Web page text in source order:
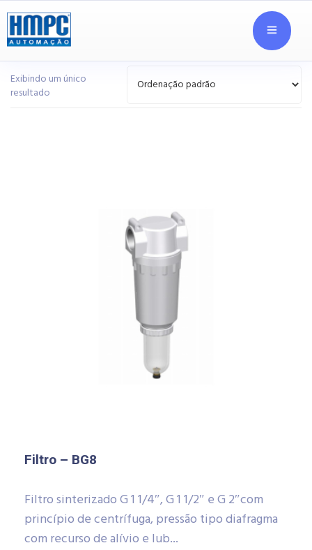
Exibindo um único
resultado
Filtro – BG8
Filtro sinterizado G 1 1/4″, G 1 1/2″ e G 2″com
princípio de centrífuga, pressão tipo diafragma
com recurso de alívio e lub...